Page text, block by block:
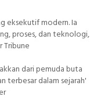
eksekutif modern. Ia
proses, dan teknologi,
Tribune
dari pemuda buta
terbesar dalam sejarah'